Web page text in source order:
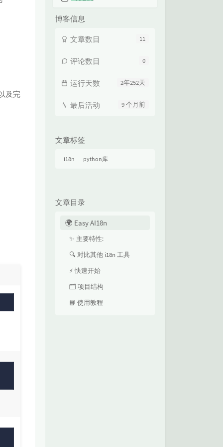
及完
博客信息
11
文章数目
0
评论数目
2年252天
运行天数
9 个月前
最后活动
文章标签
i18n python库
文章目录
🌍 Easy AI18n
✨ 主要特性:
🔍 对比其他 i18n 工具
⚡ 快速开始
🗂️ 项目结构
📘 使用教程